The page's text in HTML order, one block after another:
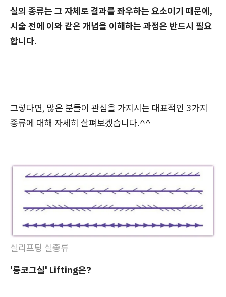
실의 종류는 그 자체로 결과를 좌우하는 요소이기 때문에,
시술 전에 이와 같은 개념을 이해하는 과정은 반드시 필요
합니다.
그렇다면, 많은 분들이 관심을 가지시는 대표적인 3가지
종류에 대해 자세히 살펴보겠습니다.^^
실리프팅 실종류
'롱코그실' Lifting은?